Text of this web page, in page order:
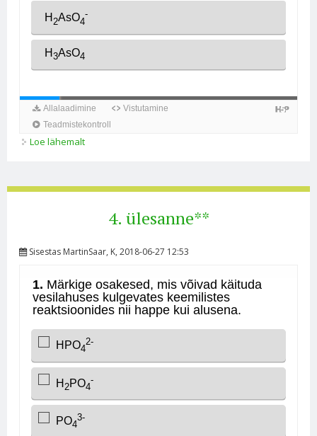
Loe lähemalt
4. ülesanne**
Sisestas MartinSaar, K, 2018-06-27 12:53